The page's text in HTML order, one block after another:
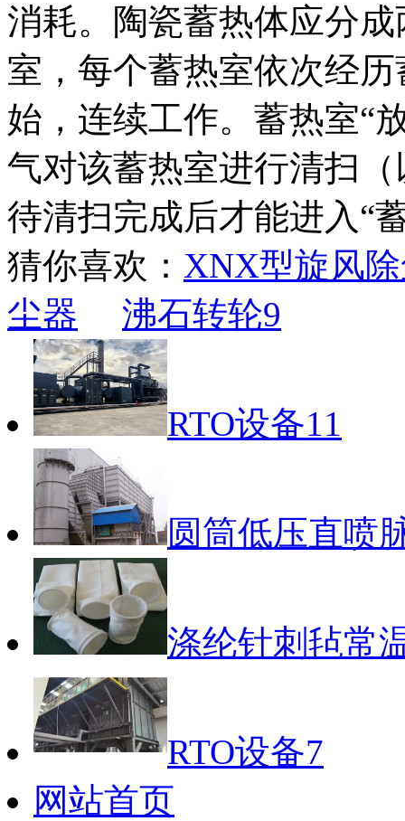
消耗。陶瓷蓄热体应分
室，每个蓄热室依次经
始，连续工作。蓄热室“
气对该蓄热室进行清扫
待清扫完成后才能进入“
猜你喜欢： XNX型旋风
尘器
沸石转轮9
RTO设备11
圆筒低压直喷
涤纶针刺毡常
RTO设备7
网站首页